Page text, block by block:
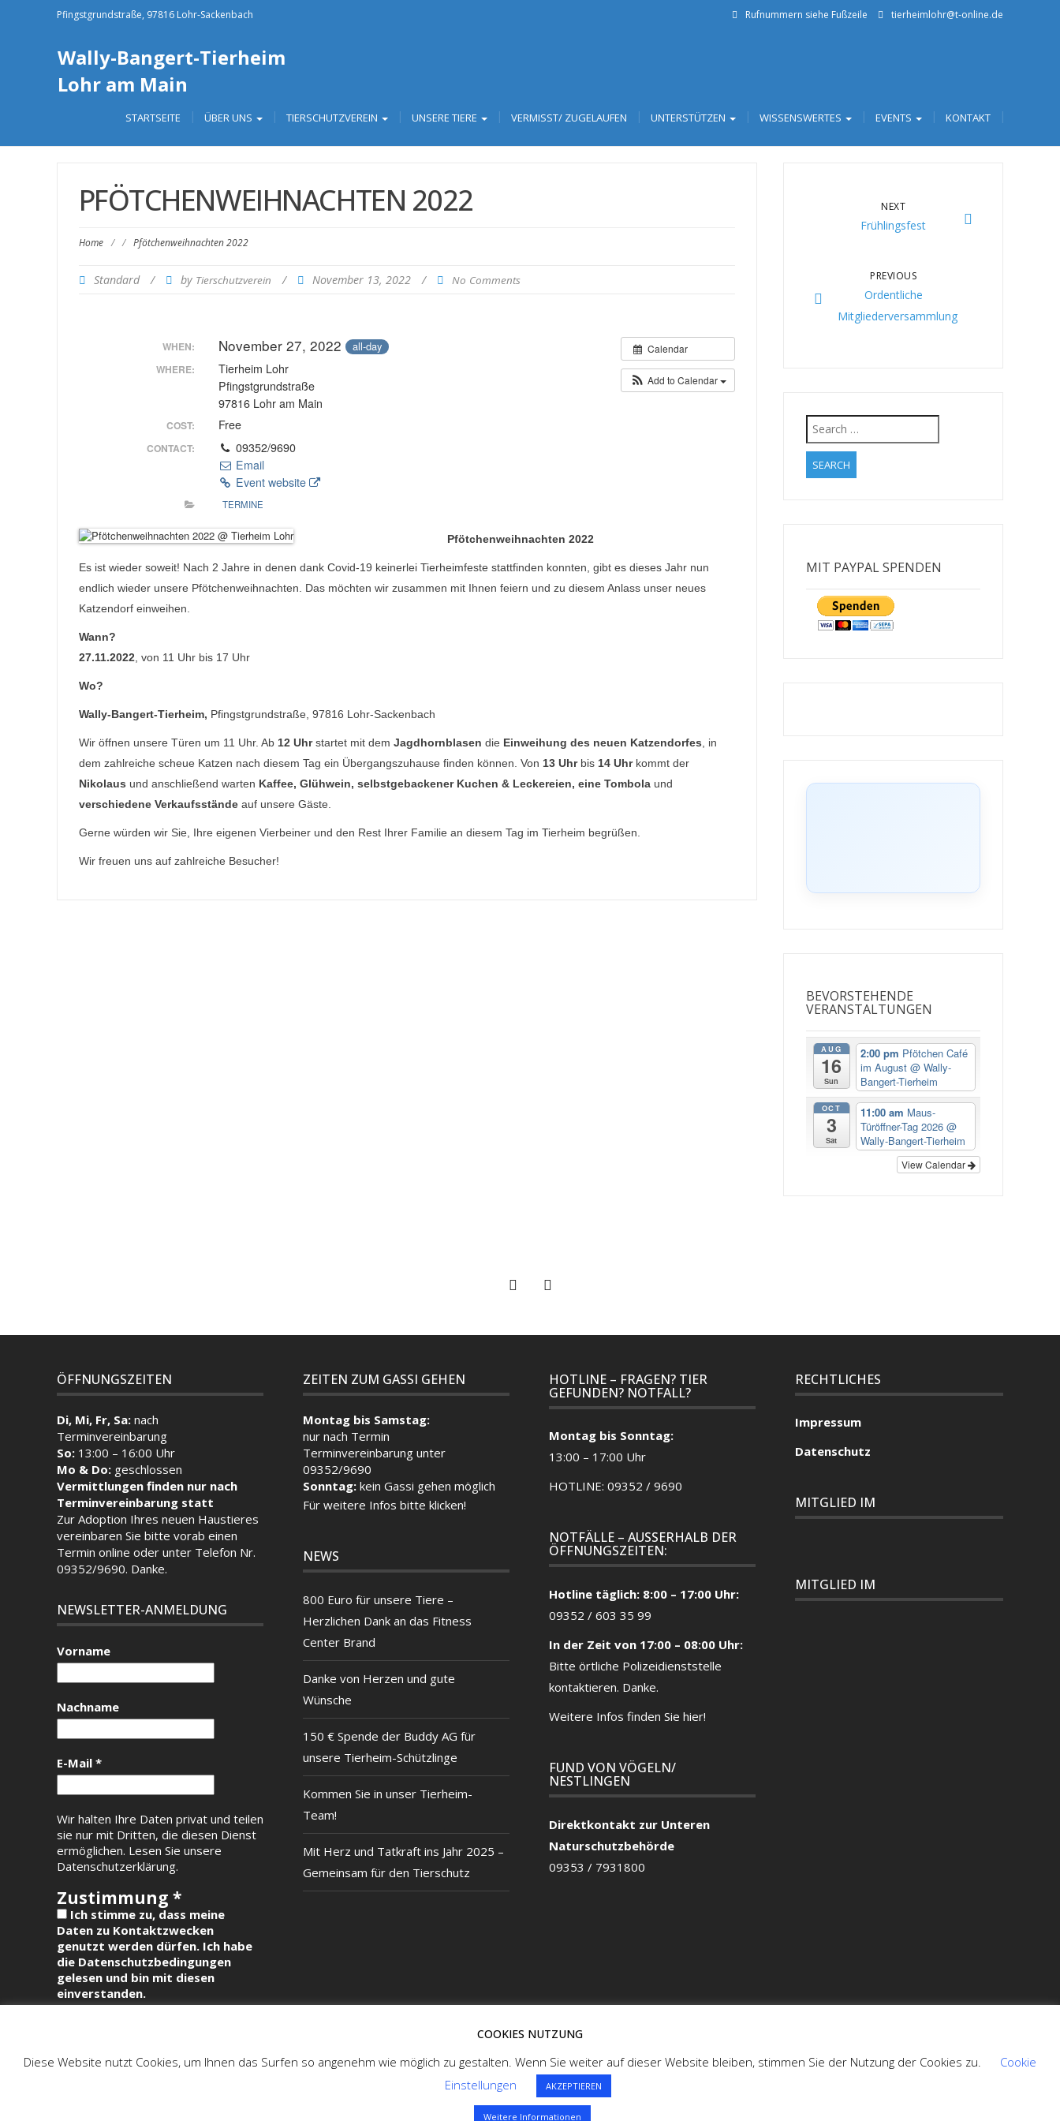
Pfingstgrundstraße, 97816 Lohr-Sackenbach Rufnummern siehe Fußzeile tierheimlohr@t-online.de
Wally-Bangert-Tierheim
Lohr am Main
STARTSEITE ÜBER UNS TIERSCHUTZVEREIN UNSERE TIERE VERMISST/ ZUGELAUFEN UNTERSTÜTZEN WISSENSWERTES EVENTS KONTAKT
PFÖTCHENWEIHNACHTEN 2022
Home / / Pfötchenweihnachten 2022
Standard / by Tierschutzverein / November 13, 2022 / No Comments
Calendar
Add to Calendar
WHEN: November 27, 2022 all-day
WHERE:
Tierheim Lohr
Pfingstgrundstraße
97816 Lohr am Main
COST: Free
CONTACT:
09352/9690
Email
Event website
TERMINE
Pfötchenweihnachten 2022
Es ist wieder soweit! Nach 2 Jahre in denen dank Covid-19 keinerlei Tierheimfeste stattfinden konnten, gibt es dieses Jahr nun
endlich wieder unsere Pfötchenweihnachten. Das möchten wir zusammen mit Ihnen feiern und zu diesem Anlass unser neues
Katzendorf einweihen.
Wann?
27.11.2022, von 11 Uhr bis 17 Uhr
Wo?
Wally-Bangert-Tierheim, Pfingstgrundstraße, 97816 Lohr-Sackenbach
Wir öffnen unsere Türen um 11 Uhr. Ab 12 Uhrstartet mit dem Jagdhornblasen die Einweihung des neuen Katzendorfes , in
dem zahlreiche scheue Katzen nach diesem Tag ein Übergangszuhause finden können. Von 13 Uhrbis 14 Uhrkommt der
Nikolaus und anschließend warten Kaffee, Glühwein, selbstgebackener Kuchen & Leckereien, eine Tombola und
verschiedene Verkaufsständeauf unsere Gäste.
Gerne würden wir Sie, Ihre eigenen Vierbeiner und den Rest Ihrer Familie an diesem Tag im Tierheim begrüßen.
Wir freuen uns auf zahlreiche Besucher!
NEXT
Frühlingsfest
PREVIOUS
Ordentliche
Mitgliederversammlung
Search
for:
MIT PAYPAL SPENDEN
BEVORSTEHENDE
VERANSTALTUNGEN
AUG
16
Sun
2:00 pm Pfötchen Café
im August @ Wally-
Bangert-Tierheim
OCT
3
Sat
11:00 am Maus-
Türöffner-Tag 2026 @
Wally-Bangert-Tierheim
View Calendar
ÖFFNUNGSZEITEN
Di, Mi, Fr, Sa: nach
Terminvereinbarung
So: 13:00 – 16:00 Uhr
Mo & Do: geschlossen
Vermittlungen finden nur nach
Terminvereinbarung statt
Zur Adoption Ihres neuen Haustieres
vereinbaren Sie bitte vorab einen
Termin online oder unter Telefon Nr.
09352/9690. Danke.
NEWSLETTER-ANMELDUNG
Vorname
Nachname
E-Mail *
Wir halten Ihre Daten privat und teilen
sie nur mit Dritten, die diesen Dienst
ermöglichen. Lesen Sie unsere
Datenschutzerklärung.
Zustimmung *
Ich stimme zu, dass meine
Daten zu Kontaktzwecken
genutzt werden dürfen. Ich habe
die Datenschutzbedingungen
gelesen und bin mit diesen
einverstanden.
ZEITEN ZUM GASSI GEHEN
Montag bis Samstag:
nur nach Termin
Terminvereinbarung unter
09352/9690
Sonntag: kein Gassi gehen möglich
Für weitere Infos bitte klicken!
NEWS
800 Euro für unsere Tiere –
Herzlichen Dank an das Fitness
Center Brand
Danke von Herzen und gute
Wünsche
150 € Spende der Buddy AG für
unsere Tierheim-Schützlinge
Kommen Sie in unser Tierheim-
Team!
Mit Herz und Tatkraft ins Jahr 2025 –
Gemeinsam für den Tierschutz
HOTLINE – FRAGEN? TIER
GEFUNDEN? NOTFALL?
Montag bis Sonntag:
13:00 – 17:00 Uhr
HOTLINE: 09352 / 9690
NOTFÄLLE – AUSSERHALB DER
ÖFFNUNGSZEITEN:
Hotline täglich: 8:00 – 17:00 Uhr:
09352 / 603 35 99
In der Zeit von 17:00 – 08:00 Uhr:
Bitte örtliche Polizeidienststelle
kontaktieren. Danke.
Weitere Infos finden Sie hier!
FUND VON VÖGELN/
NESTLINGEN
Direktkontakt zur Unteren
Naturschutzbehörde
09353 / 7931800
RECHTLICHES
Impressum
Datenschutz
MITGLIED IM
MITGLIED IM
COOKIES NUTZUNG
Diese Website nutzt Cookies, um Ihnen das Surfen so angenehm wie möglich zu gestalten. Wenn Sie weiter auf dieser Website bleiben, stimmen Sie der Nutzung der Cookies zu.
Cookie
Einstellungen
AKZEPTIEREN
Weitere Informationen